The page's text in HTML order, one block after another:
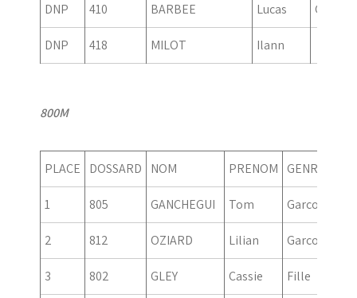
DNP 410 BARBEE Lucas Garcon
DNP 418 MILOT Ilann
800M
PLACE DOSSARD NOM PRENOM GENRE
1 805 GANCHEGUI Tom Garcon
2 812 OZIARD Lilian Garcon
3 802 GLEY Cassie Fille